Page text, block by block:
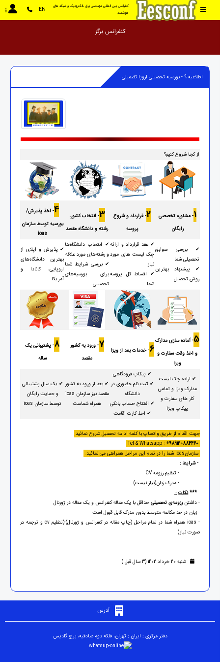
هوشمند
EN
کنفر
اطلاعیه 9 - بورسیه تحصیلی اروپا تضمینی
از کجا شروع کنیم؟
1- مشاوره تخصصی
رایگان
2- قرارداد و شروع
پروسه
3- انتخاب کشور،
رشته و دانشگاه مقصد
4- اخذ پذیرش/
بورسیه توسط سازمان
ioas
✔ بررسی سوابق
تحصیلی شما
✔ پیشنهاد بهترین
روش تحصیل
✔ عقد قرارداد و ارائه
چک لیست های مورد
نیاز
✔ اقساط کل پروسه
شما
✔ انتخاب دانشگاه‌ها
و رشته‌های مورد علاقه
✔ بررسی شرایط شما
برای بورسیه‌های
تحصیلی
✔ پذیرش و اپلای از
بهترین دانشگاه‌های
اروپایی، کانادا و
آمریکا
5- آماده سازی مدارک
و اخذ وقت سفارت و
ویزا
6- خدمات بعد از ویزا 7- ورود به کشور
مقصد
8- پشتیبانی یک
ساله
✔ اراده چک لیست
مدارک ویزا و تمامی
کار های سفارت و
پیکاپ ویزا
✔ پیکاپ فرودگاهی
✔ ثبت نام حضوری در
دانشگاه
✔ افتتاح حساب بانکی
✔ اخذ کارت اقامت
✔ بعد از ورود به کشور
مقصد نیز سازمان ioas
همراه شماست
✔ یک سال پشتیبانی
و حمایت رایگان
توسط سازمان ioas
جهت اقدام از طریق واتساپ با کلمه ادامه تحصیل شروع نمائید.
: +989120884460
سازمانioas شما را در تمام این مراحل همراهی می نمائید.
- شرایط :
- تنظیم رزومه CV
- مدرک زبان(نیاز نیست)
***نکات :
- داشتن رزومه‌ی تحصیلیحداقل با یک مقاله کنفرانس و یک مقاله در ژورنال
- زبان در حد مکالمه متوسط بدون مدرک قابل قبول است
- ioas همراه شما در تمام مراحل (چاپ مقاله در کنفرانس و ژورنال)-(تنظیم cv و ترجمه در
صورت نیاز)
شنبه 20 خرداد 1402 (3 سال قبل )
آدرس
دفتر مرکزی : ایران : تهران، فلکه دوم صادقیه، برج گلدیس